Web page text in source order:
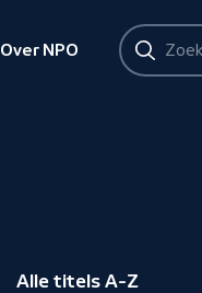
Over NPO
Zoeken
Zoeken
Alle titels A-Z